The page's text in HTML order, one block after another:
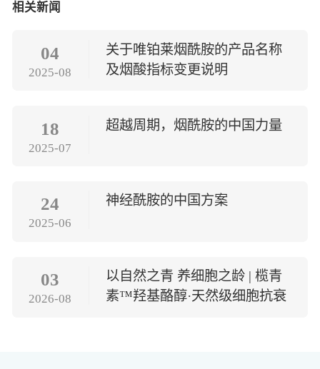
相关新闻
04
2025-08
关于唯铂莱烟酰胺的产品名称
及烟酸指标变更说明
18
2025-07
超越周期，烟酰胺的中国力量
24
2025-06
神经酰胺的中国方案
03
2026-08
以自然之青 养细胞之龄 | 榄青
素™羟基酪醇·天然级细胞抗衰